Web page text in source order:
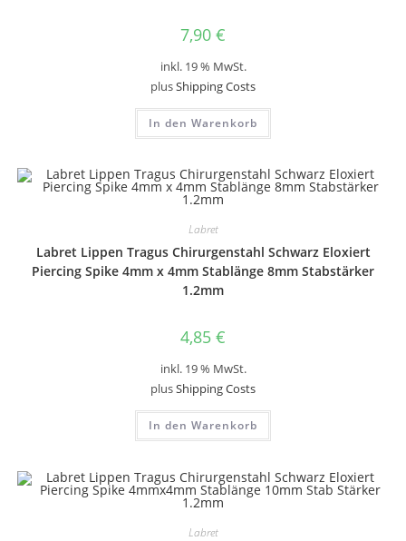
7,90 €
inkl. 19 % MwSt.
plusShipping Costs
In den Warenkorb
Labret
Labret Lippen Tragus Chirurgenstahl Schwarz Eloxiert
Piercing Spike 4mm x 4mm Stablänge 8mm Stabstärker
1.2mm
4,85 €
inkl. 19 % MwSt.
plusShipping Costs
In den Warenkorb
Labret